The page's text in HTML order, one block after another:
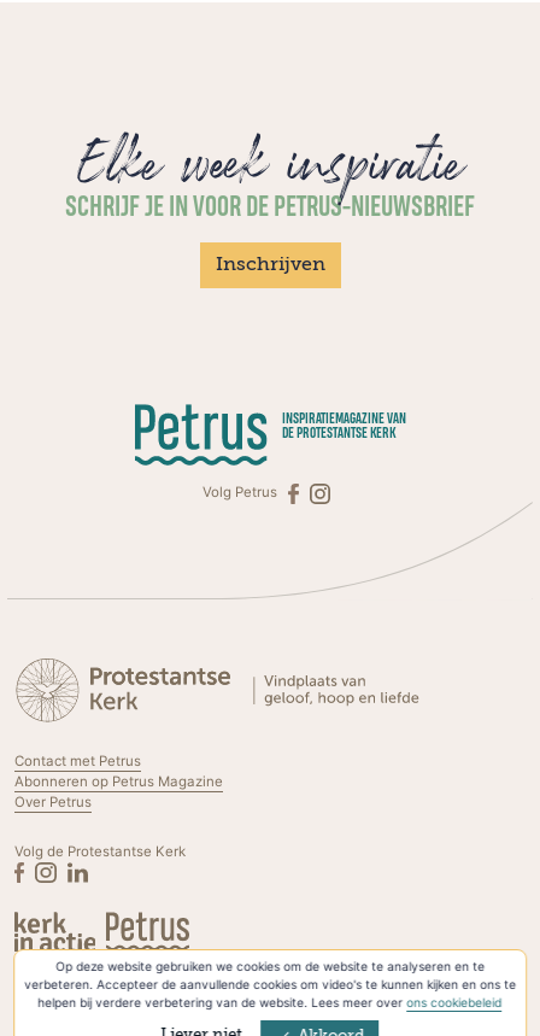
Op deze website gebruiken we cookies om de website te analyseren en te
verbeteren. Accepteer de aanvullende cookies om video's te kunnen kijken en ons te
helpen bij verdere verbetering van de website. Lees meer overons cookiebeleid
Elke week inspiratie
SCHRIJF JE IN VOOR DE PETRUS-NIEUWSBRIEF
Inschrijven
INSPIRATIEMAGAZINE VAN
DE PROTESTANTSE KERK
Volg Petrus
Contact met Petrus
Abonneren op Petrus Magazine
Over Petrus
Volg de Protestantse Kerk
Privacyverklaring & Cookies